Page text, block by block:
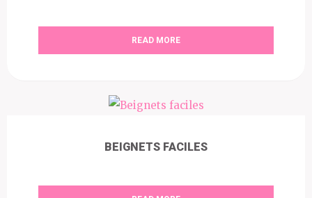
READ MORE
BEIGNETS FACILES